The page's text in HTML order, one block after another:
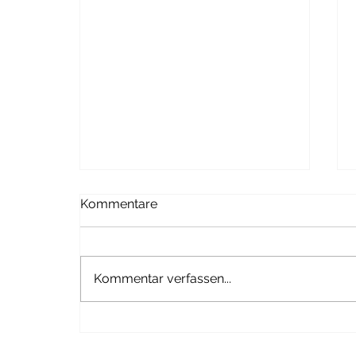
Zucchini Pesto
Kommentare
Kommentar verfassen...